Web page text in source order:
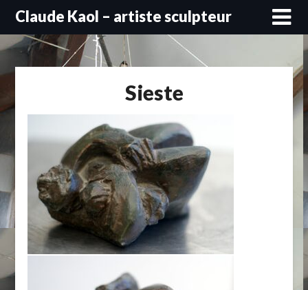
Skip
content
Claude Kaol – artiste sculpteur
Sieste